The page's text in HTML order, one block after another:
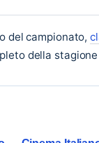
del campionato,
della